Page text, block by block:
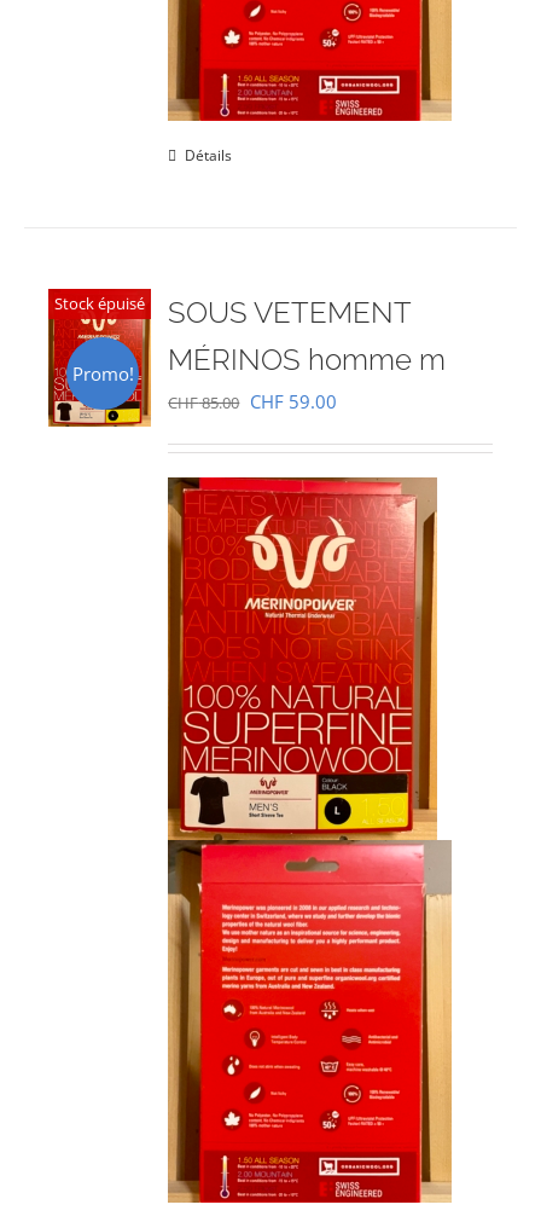
Détails
Stock épuisé
Promo!
SOUS VETEMENT
MÉRINOS homme m
CHF85.00 Le
initial
était :
CHF 85.00.
CHF 59.00
actuel
est :
CHF 59.00.